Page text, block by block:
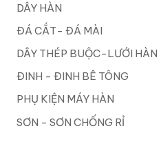
DÂY HÀN
ĐÁ CẮT- ĐÁ MÀI
DÂY THÉP BUỘC-LƯỚI HÀN
ĐINH - ĐINH BÊ TÔNG
PHỤ KIỆN MÁY HÀN
SƠN - SƠN CHỐNG RỈ